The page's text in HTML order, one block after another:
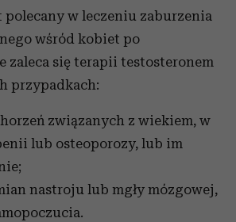
naszej witrynie. Informacje o tym, jak
witryny, udostępniamy partnerom
reklamowym i analitycznym.
te informacje z innymi danymi
lub uzyskanymi podczas
polecany w leczeniu zaburzenia
wśród kobiet po
zaleca się terapii testosteronem
przypadkach:
związanych z wiekiem, w
lub osteoporozy, lub im
nastroju lub mgły mózgowej,